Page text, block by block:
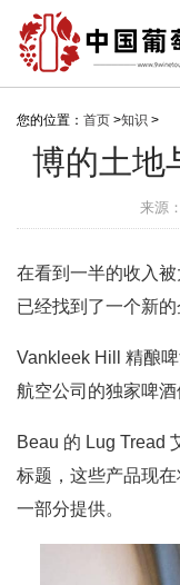
您的位置： 首页 >知识 >
博的土地
来源：
在看到一半的收入
已经找到了一个新
Vankleek Hill 精酿
航空公司的独家啤酒
Beau 的 Lug Tread
标题，这些产品现
一部分提供。